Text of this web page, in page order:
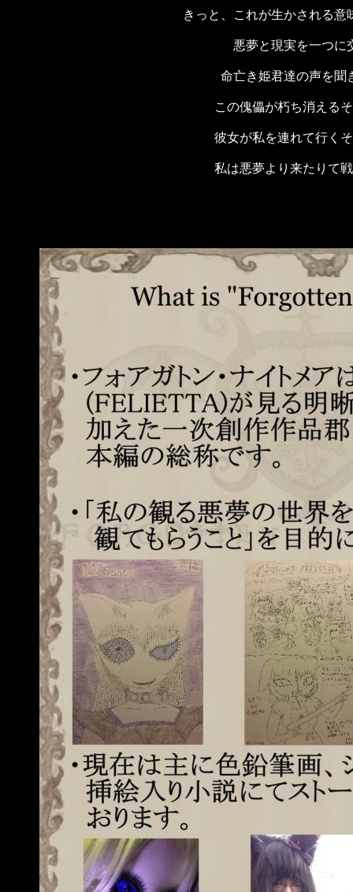
きっと、これが生かされる意
悪夢と現実を一つに
命亡き姫君達の声を聞
この傀儡が朽ち消える
彼女が私を連れて行く
私は悪夢より来たりて